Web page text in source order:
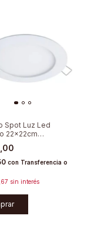
Spot Luz Led
22x22cm
comercio
con Transferencia o
sin interés